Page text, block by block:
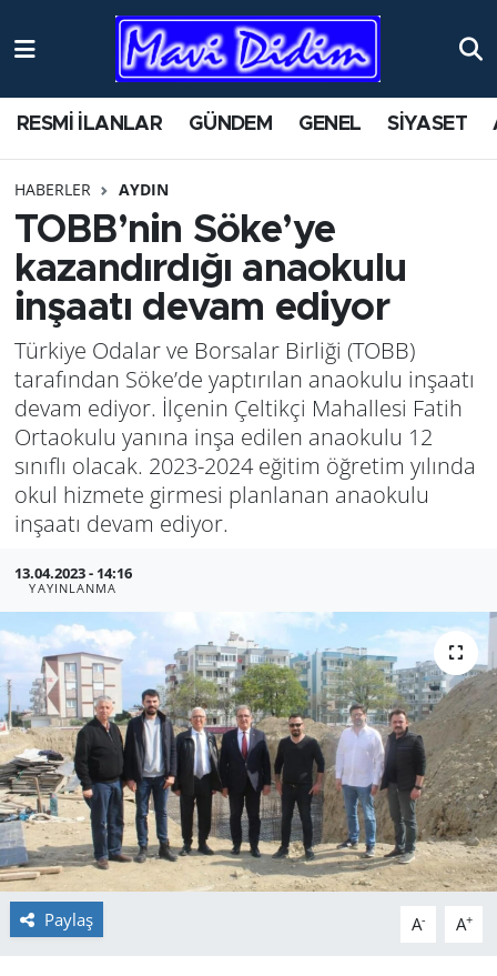
RESMİ İLANLAR GÜNDEM GENEL SİYASET
HABERLER AYDIN
TOBB’nin Söke’ye
kazandırdığı anaokulu
inşaatı devam ediyor
Türkiye Odalar ve Borsalar Birliği (TOBB)
tarafından Söke’de yaptırılan anaokulu inşaatı
devam ediyor. İlçenin Çeltikçi Mahallesi Fatih
Ortaokulu yanına inşa edilen anaokulu 12
sınıflı olacak. 2023-2024 eğitim öğretim yılında
okul hizmete girmesi planlanan anaokulu
inşaatı devam ediyor.
13.04.2023 - 14:16
YAYINLANMA
Paylaş A- A+
ANTİK YERLER
AYDIN
BİLİM VE TEKNOLOJİ
ÇEVRE
EĞİTİM
EKONOMİ
GENEL
GÜNDEM
HABERDE İNSAN
KÜLTÜR SANAT
MAGAZİN
POLİTİKA
RESMİ İLANLAR
SAĞLIK
SİYASET
Nöbetçi Eczaneler
Namaz Vakitleri
Trafik Durumu
Süper Lig Puan Durumu ve Fikstür
Tüm Manşetler
Son Dakika Haberleri
Haber Arşivi